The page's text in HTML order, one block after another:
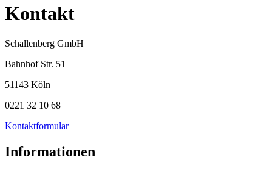
Kontakt
Schallenberg GmbH
Bahnhof Str. 51
51143 Köln
0221 32 10 68
Kontaktformular
Informationen